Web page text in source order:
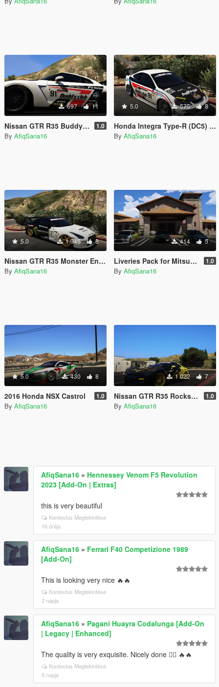
697 11
Nissan GTR R35 BuddyClub 1.0
By AfiqSana16
5.0 575 8
Honda Integra Type-R (DC5) Buddy Club
By AfiqSana16
5.0 1 945 8
Nissan GTR R35 Monster Energy
By AfiqSana16
414 5
Liveries Pack for Mitsubishi Evo IX-MR 1.0
By AfiqSana16
5.0 430 8
2016 Honda NSX Castrol 1.0
By AfiqSana16
1 022 7
Nissan GTR R35 Rockstar Energy 1.0
By AfiqSana16
AfiqSana16 » Hennessey Venom F5 Revolution
2023 [Add-On | Extras]
this is very beautiful
Kontextus Megtekintése
16 órája
AfiqSana16 » Ferrari F40 Competizione 1989
[Add-On]
This is looking very nice 🔥🔥
Kontextus Megtekintése
2 napja
AfiqSana16 » Pagani Huayra Codalunga [Add-On
| Legacy | Enhanced]
The quality is very exquisite. Nicely done 👍🏻 🔥🔥
Kontextus Megtekintése
5 napja